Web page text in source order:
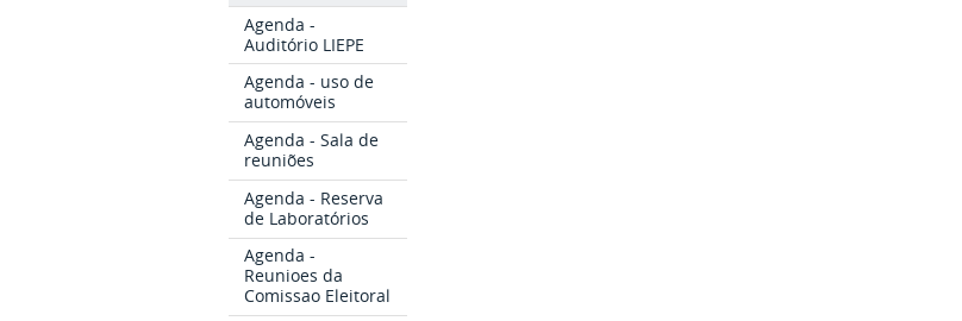
Agenda -
Auditório LIEPE
Agenda - uso de
automóveis
Agenda - Sala de
reuniões
Agenda - Reserva
de Laboratórios
Agenda -
Reunioes da
Comissao Eleitoral